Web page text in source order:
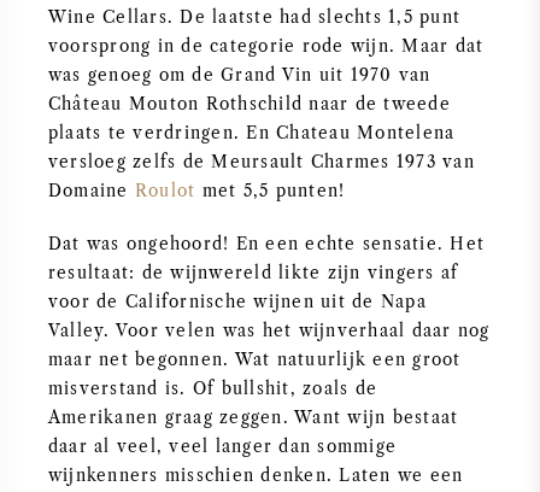
ZOETE WIJN
PORT
PINOT NOIR
CHARDONNAY
MERLOT
SAUVIGNON BLANC
Wine Cellars. De laatste had slechts 1,5 punt
voorsprong in de categorie rode wijn. Maar dat
was genoeg om de Grand Vin uit 1970 van
Château Mouton Rothschild naar de tweede
plaats te verdringen. En Chateau Montelena
versloeg zelfs de Meursault Charmes 1973 van
Domaine Roulot met 5,5 punten!
Dat was ongehoord! En een echte sensatie. Het
resultaat: de wijnwereld likte zijn vingers af
voor de Californische wijnen uit de Napa
Valley. Voor velen was het wijnverhaal daar nog
maar net begonnen. Wat natuurlijk een groot
misverstand is. Of bullshit, zoals de
Amerikanen graag zeggen. Want wijn bestaat
daar al veel, veel langer dan sommige
wijnkenners misschien denken. Laten we een